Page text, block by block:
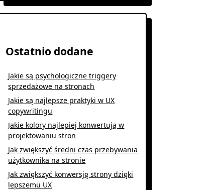
Ostatnio dodane
Jakie są psychologiczne triggery
sprzedażowe na stronach
Jakie są najlepsze praktyki w UX
copywritingu
Jakie kolory najlepiej konwertują w
projektowaniu stron
Jak zwiększyć średni czas przebywania
użytkownika na stronie
Jak zwiększyć konwersję strony dzięki
lepszemu UX